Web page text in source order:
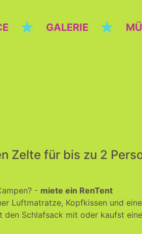
★ GALERIE ★
Zelte für bis zu 2
- miete ein RenTent
Luftmatratze, Kopfkissen und
Schlafsack mit oder kaufst